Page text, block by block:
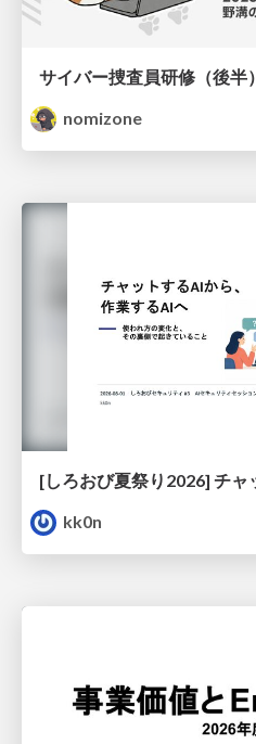
サイバー捜査員研修（後半）
nomizone
kk0n